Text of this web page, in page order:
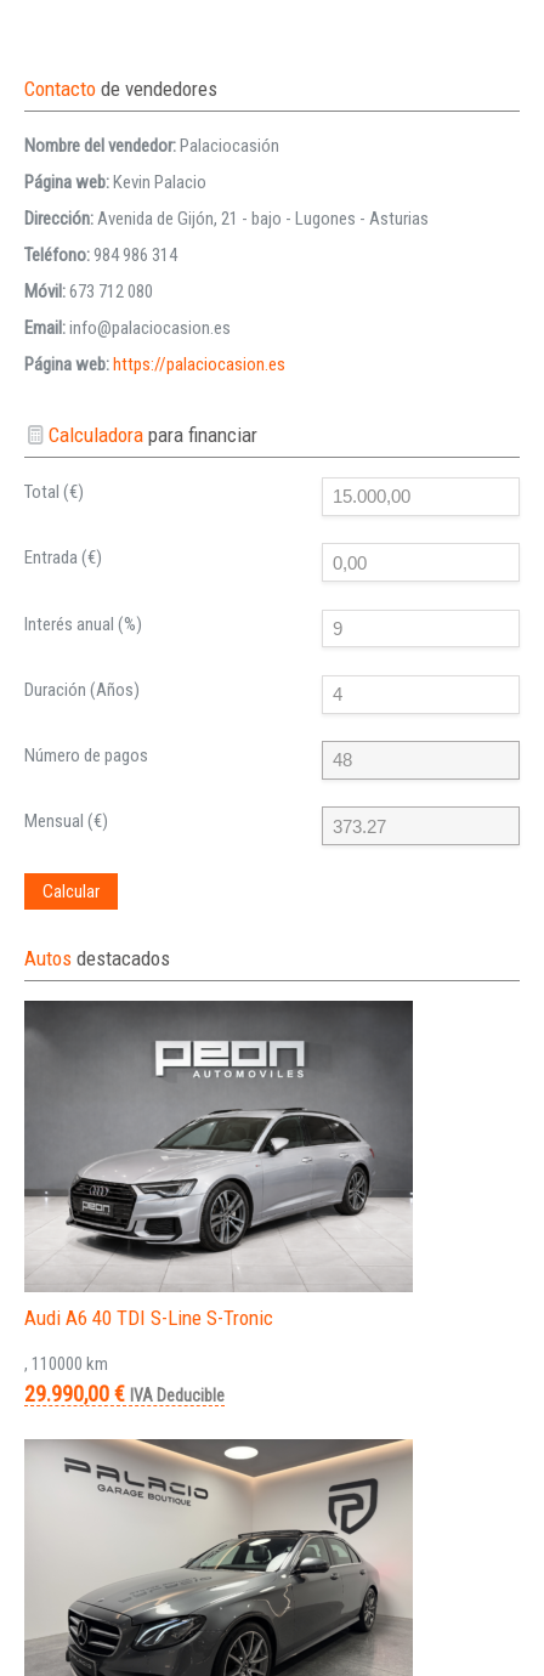
Contacto de vendedores
Nombre del vendedor:Palaciocasión
Página web:Kevin Palacio
Dirección:Avenida de Gijón, 21 - bajo - Lugones - Asturias
Teléfono:984 986 314
Móvil:673 712 080
Email:info@palaciocasion.es
Página web:https://palaciocasion.es
Calculadorapara financiar
Total (€)
Entrada (€)
Interés anual (%)
Duración (Años)
Número de pagos
Mensual (€)
Calcular
Autos destacados
Audi A6 40 TDI S-Line S-Tronic
, 110000 km
29.990,00 € IVA Deducible